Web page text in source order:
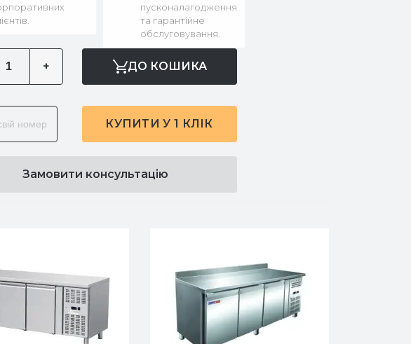
пусконалагодження
та гарантійне
обслуговування.
+ ДО КОШИКА
КУПИТИ У 1 КЛІК
Замовити консультацію